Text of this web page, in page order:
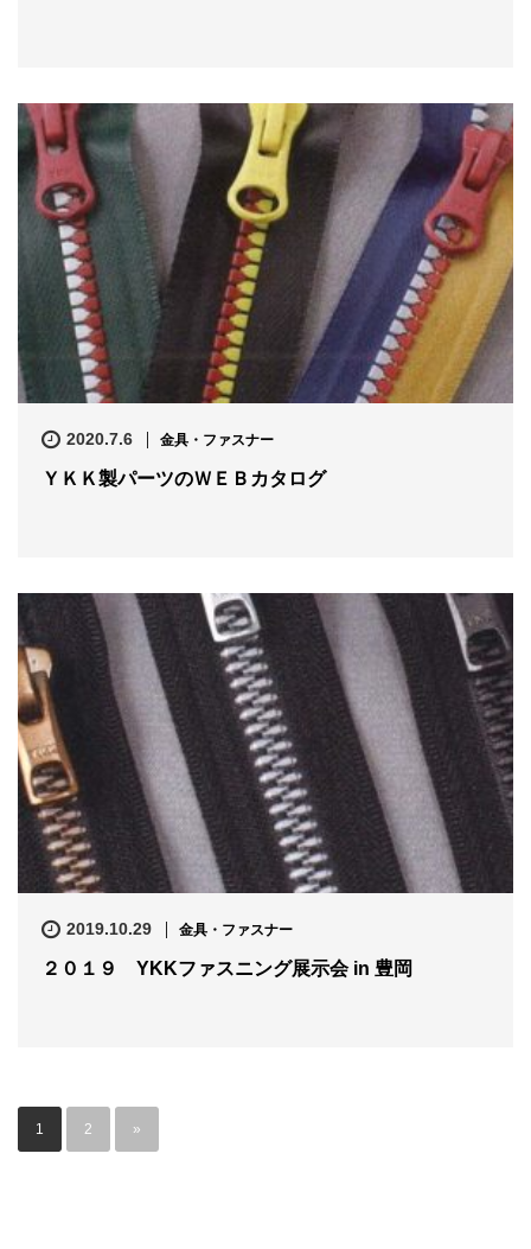
2020.7.6 金具・ファスナー
ＹＫＫ製パーツのＷＥＢカタログ
2019.10.29 金具・ファスナー
２０１９ YKKファスニング展示会 in 豊岡
1 2 »